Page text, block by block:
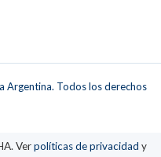
Argentina. Todos los derechos
Verpolíticas de privacidad y